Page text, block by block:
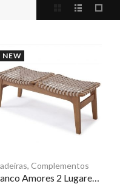
NEW
, Complementos
Banco Amores 2 Lugares – NM